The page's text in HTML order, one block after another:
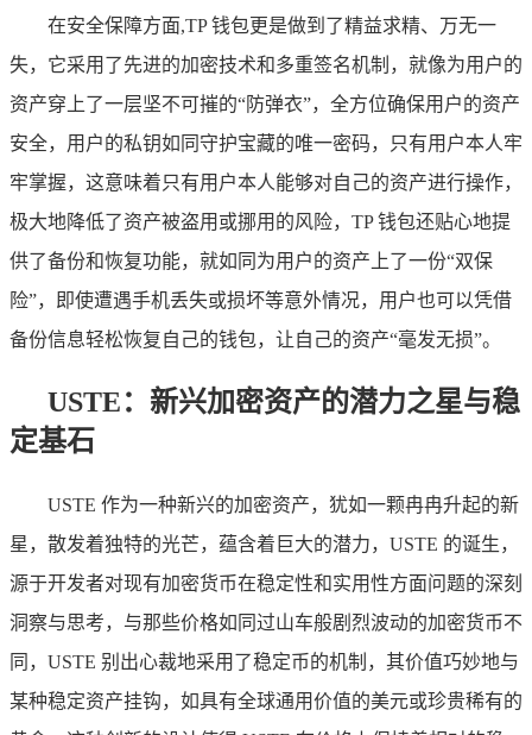
在安全保障方面,TP 钱包更是做到了精益求精、万无一
失，它采用了先进的加密技术和多重签名机制，就像为用户的
资产穿上了一层坚不可摧的“防弹衣”，全方位确保用户的资产
安全，用户的私钥如同守护宝藏的唯一密码，只有用户本人牢
牢掌握，这意味着只有用户本人能够对自己的资产进行操作，
极大地降低了资产被盗用或挪用的风险，TP 钱包还贴心地提
供了备份和恢复功能，就如同为用户的资产上了一份“双保
险”，即使遭遇手机丢失或损坏等意外情况，用户也可以凭借
备份信息轻松恢复自己的钱包，让自己的资产“毫发无损”。
USTE：新兴加密资产的潜力之星与稳
定基石
USTE 作为一种新兴的加密资产，犹如一颗冉冉升起的新
星，散发着独特的光芒，蕴含着巨大的潜力，USTE 的诞生，
源于开发者对现有加密货币在稳定性和实用性方面问题的深刻
洞察与思考，与那些价格如同过山车般剧烈波动的加密货币不
同，USTE 别出心裁地采用了稳定币的机制，其价值巧妙地与
某种稳定资产挂钩，如具有全球通用价值的美元或珍贵稀有的